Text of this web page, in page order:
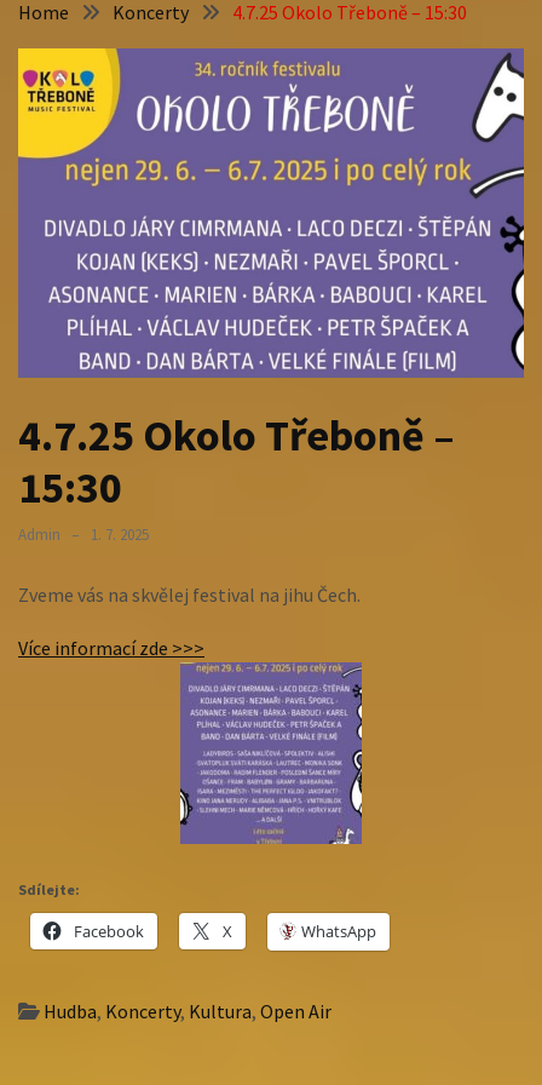
Home Koncerty 4.7.25 Okolo Třeboně – 15:30
4.7.25 Okolo Třeboně –
15:30
Admin 1. 7. 2025
Zveme vás na skvělej festival na jihu Čech.
Více informací zde >>>
Sdílejte:
Facebook X WhatsApp
Hudba, Koncerty, Kultura, Open Air